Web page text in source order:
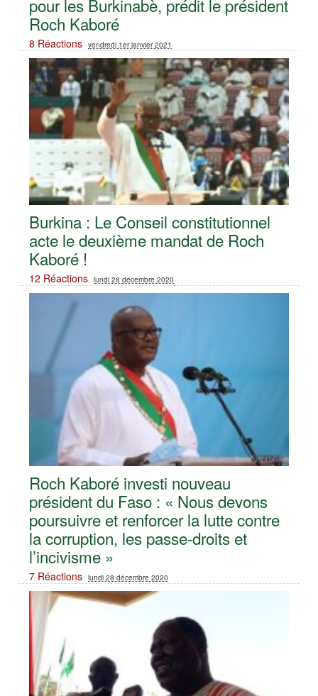
pour les Burkinabè, prédit le président
Roch Kaboré
8 Réactions vendredi 1er janvier 2021
Burkina : Le Conseil constitutionnel
acte le deuxième mandat de Roch
Kaboré !
12 Réactions lundi 28 décembre 2020
Roch Kaboré investi nouveau
président du Faso : « Nous devons
poursuivre et renforcer la lutte contre
la corruption, les passe-droits et
l’incivisme »
7 Réactions lundi 28 décembre 2020